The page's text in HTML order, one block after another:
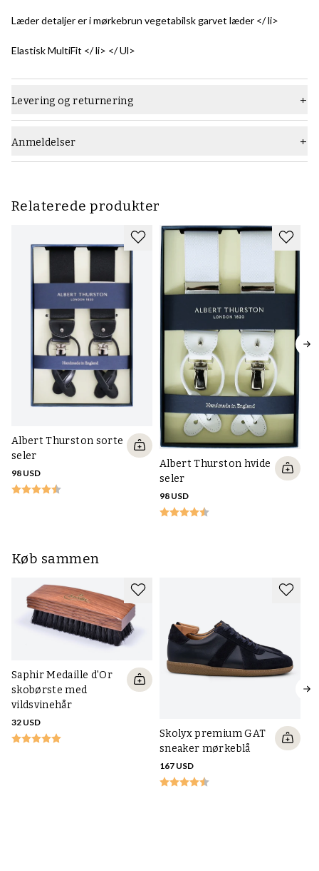
Læder detaljer er i mørkebrun vegetabilsk garvet læder </ li>
Elastisk MultiFit </ li> </ Ul>
Levering og returnering
Anmeldelser
Relaterede produkter
Albert Thurston sorte
seler
98 USD
Albert Thurston hvide
seler
98 USD
Køb sammen
Saphir Medaille d'Or
skobørste med
vildsvinehår
32 USD
Skolyx premium GAT
sneaker mørkeblå
167 USD